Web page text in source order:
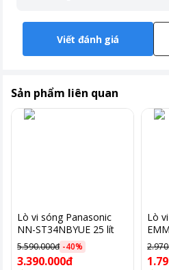
Viết đánh giá
Sản phẩm liên quan
Lò vi sóng Panasonic
NN-ST34NBYUE 25 lít
5.590.000đ -40%
3.390.000đ
Lò